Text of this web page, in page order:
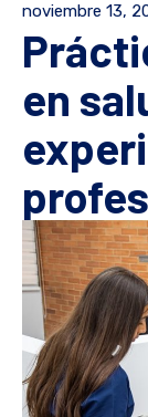
noviembre 13,
en